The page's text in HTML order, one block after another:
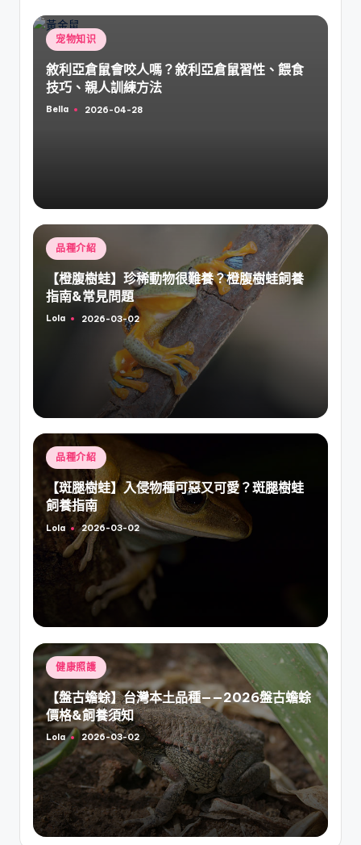
Posted
in
宠物知识
敘利亞倉鼠會咬人嗎？敘利亞倉鼠習性、餵食
技巧、親人訓練方法
Posted
Bella 2026-04-28
Posted
in
品種介紹
【橙腹樹蛙】珍稀動物很難養？橙腹樹蛙飼養
指南&常見問題
Posted
Lola 2026-03-02
Posted
in
品種介紹
【斑腿樹蛙】入侵物種可惡又可愛？斑腿樹蛙
飼養指南
Posted
by
Lola 2026-03-02
Posted
in
健康照護
【盤古蟾蜍】台灣本土品種——2026盤古蟾蜍
價格&飼養須知
Posted
by
Lola 2026-03-02